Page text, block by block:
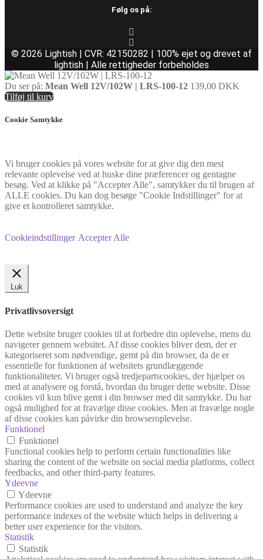
Følg os på:
© 2026 Lightish | CVR: 42150282 | 100% ejet og drevet af
lightish | Alle rettigheder forbeholdes
Du ser på: Mean Well 12V/102W | LRS-100-12 139,00 DKK
Tilføj til kurv
Cookie Samtykke
Vi bruger cookies på vores website for at give dig den mest
relevante oplevelse ved at huske dine præferencer og gentagne
besøg. Ved at klikke på "Accepter Alle", samtykker du til brugen af
ALLE cookies. Du kan dog besøge "Cookie Indstillinger" for at
give et kontrolleret samtykke.
Cookieindstillinger Accepter Alle
Luk
Privatlivsoversigt
Dette website bruger cookies til at forbedre din oplevelse, mens du
navigerer gennem websitet. Af disse cookies bliver dem, der er
kategoriseret som nødvendige, gemt på din browser, da de er
essentielle for funktionen af websitets grundlæggende
funktionaliteter. Vi bruger også tredjepartscookies, der hjælper os
med at analysere og forstå, hvordan du bruger dette website. Disse
cookies vil kun blive gemt i din browser med dit samtykke. Du har
også mulighed for at fravælge disse cookies. Men at fravælge nogle
af disse cookies kan påvirke din browseroplevelse.
Funktionel
Funktionel
Functional cookies help to perform certain functionalities like
sharing the content of the website on social media platforms, collect
feedbacks, and other third-party features.
Ydeevne
Ydeevne
Performance cookies are used to understand and analyze the key
performance indexes of the website which helps in delivering a
better user experience for the visitors.
Statistik
Statistik